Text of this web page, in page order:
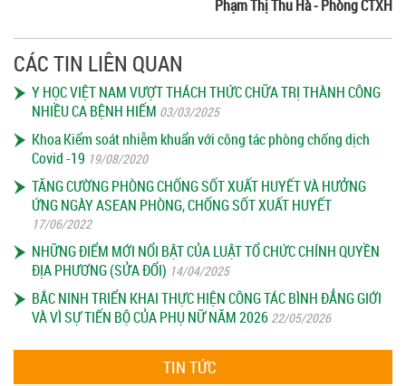
Phạm Thị Thu Hà - Phòng CTXH
CÁC TIN LIÊN QUAN
Y HỌC VIỆT NAM VƯỢT THÁCH THỨC CHỮA TRỊ THÀNH CÔNG
NHIỀU CA BỆNH HIẾM 03/03/2025
Khoa Kiểm soát nhiễm khuẩn với công tác phòng chống dịch
Covid -19 19/08/2020
TĂNG CƯỜNG PHÒNG CHỐNG SỐT XUẤT HUYẾT VÀ HƯỞNG
ỨNG NGÀY ASEAN PHÒNG, CHỐNG SỐT XUẤT HUYẾT
17/06/2022
NHỮNG ĐIỂM MỚI NỔI BẬT CỦA LUẬT TỔ CHỨC CHÍNH QUYỀN
ĐỊA PHƯƠNG (SỬA ĐỔI) 14/04/2025
BẮC NINH TRIỂN KHAI THỰC HIỆN CÔNG TÁC BÌNH ĐẲNG GIỚI
VÀ VÌ SỰ TIẾN BỘ CỦA PHỤ NỮ NĂM 2026 22/05/2026
TIN TỨC